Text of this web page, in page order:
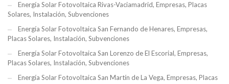
Energía Solar Fotovoltaica Rivas-Vaciamadrid, Empresas, Placas
Solares, Instalación, Subvenciones
Energía Solar Fotovoltaica San Fernando de Henares, Empresas,
Placas Solares, Instalación, Subvenciones
Energía Solar Fotovoltaica San Lorenzo de El Escorial, Empresas,
Placas Solares, Instalación, Subvenciones
Energía Solar Fotovoltaica San Martín de La Vega, Empresas, Placas